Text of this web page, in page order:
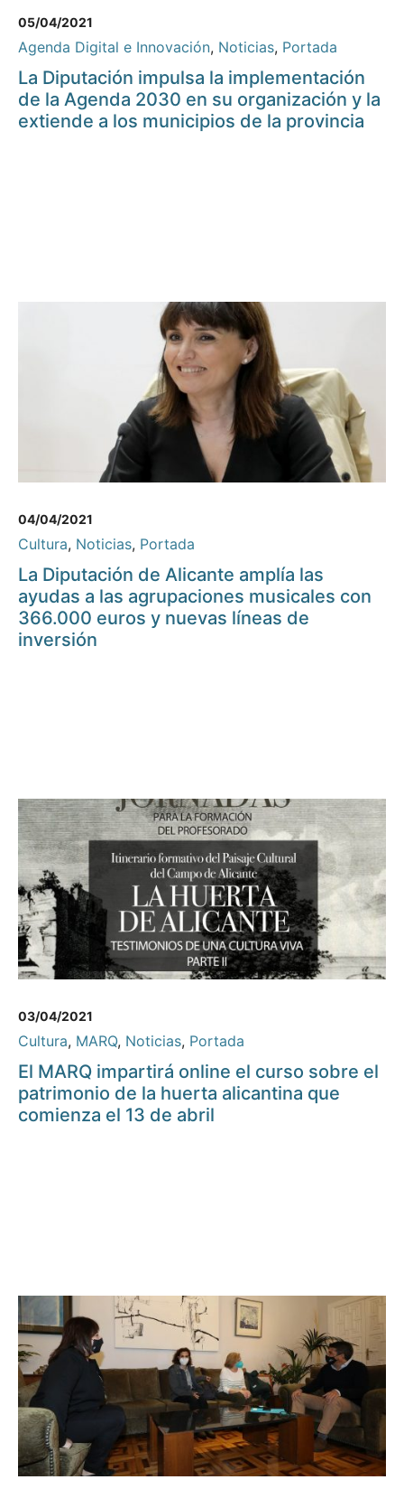
05/04/2021
Agenda Digital e Innovación, Noticias, Portada
La Diputación impulsa la implementación
de la Agenda 2030 en su organización y la
extiende a los municipios de la provincia
04/04/2021
Cultura, Noticias, Portada
La Diputación de Alicante amplía las
ayudas a las agrupaciones musicales con
366.000 euros y nuevas líneas de
inversión
03/04/2021
Cultura, MARQ, Noticias, Portada
El MARQ impartirá online el curso sobre el
patrimonio de la huerta alicantina que
comienza el 13 de abril